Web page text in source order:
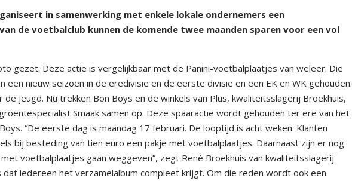
in samenwerking met enkele lokale ondernemers een
de voetbalclub kunnen de komende twee maanden sparen voor een vol
gezet. Deze actie is vergelijkbaar met de Panini-voetbalplaatjes van weleer. Die
een nieuw seizoen in de eredivisie en de eerste divisie en een EK en WK gehouden.
jeugd. Nu trekken Bon Boys en de winkels van Plus, kwaliteitsslagerij Broekhuis,
Smaak samen op. Deze spaaractie wordt gehouden ter ere van het
“De eerste dag is maandag 17 februari. De looptijd is acht weken. Klanten
bij besteding van tien euro een pakje met voetbalplaatjes. Daarnaast zijn er nog
voetbalplaatjes gaan weggeven”, zegt René Broekhuis van kwaliteitsslagerij
dat iedereen het verzamelalbum compleet krijgt. Om die reden wordt ook een